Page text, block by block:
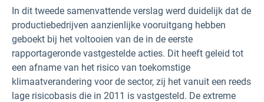
In dit tweede samenvattende verslag werd duidelijk dat de
productiebedrijven aanzienlijke vooruitgang hebben
geboekt bij het voltooien van de in de eerste
rapportageronde vastgestelde acties. Dit heeft geleid tot
een afname van het risico van toekomstige
klimaatverandering voor de sector, zij het vanuit een reeds
lage risicobasis die in 2011 is vastgesteld. De extreme